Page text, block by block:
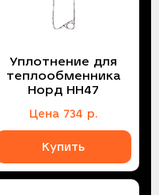
Уплотнение для
теплообменника
Норд НН47
Цена 734 р.
Купить